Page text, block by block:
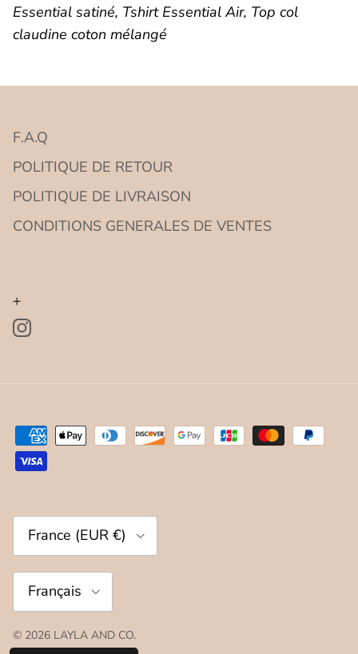
Essential satiné, Tshirt Essential Air, Top col
claudine coton mélangé
F.A.Q
POLITIQUE DE RETOUR
POLITIQUE DE LIVRAISON
CONDITIONS GENERALES DE VENTES
+
Instagram
Pays
France (EUR €)
Langue
Français
© 2026 LAYLA AND CO.